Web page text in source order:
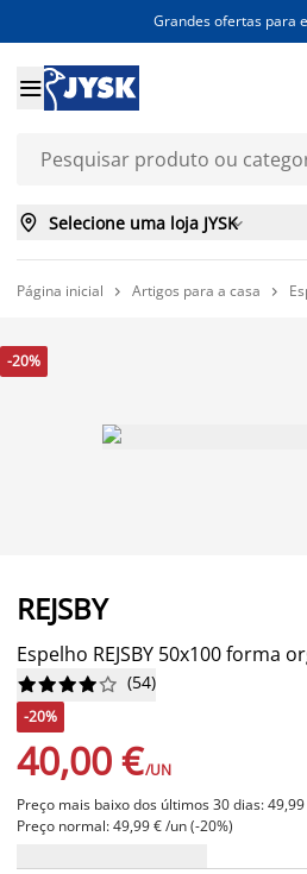
Grandes ofertas para

 Selecione uma loja JYSK
Página inicial  Artigos para a casa 
-20%
REJSBY
Espelho REJSBY 50x100 forma





 (54)
-20%
40,00 €/UN
Preço mais baixo dos últimos 30 dias:
Preço normal: 49,99 € /un (-20%)